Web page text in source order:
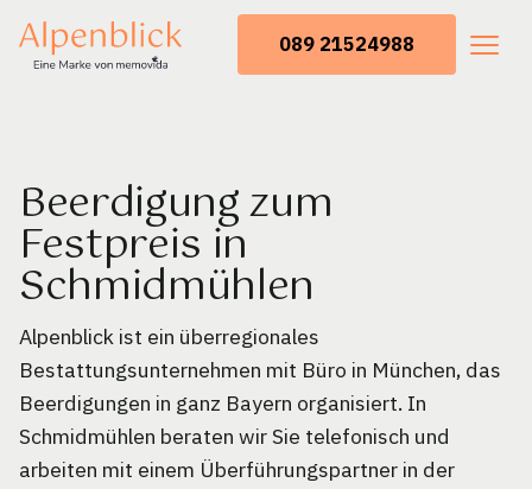
089 21524988
Beerdigung zum
Festpreis in
Schmidmühlen
Alpenblick ist ein überregionales
Bestattungsunternehmen mit Büro in München, das
Beerdigungen in ganz Bayern organisiert. In
Schmidmühlen beraten wir Sie telefonisch und
arbeiten mit einem Überführungspartner in der